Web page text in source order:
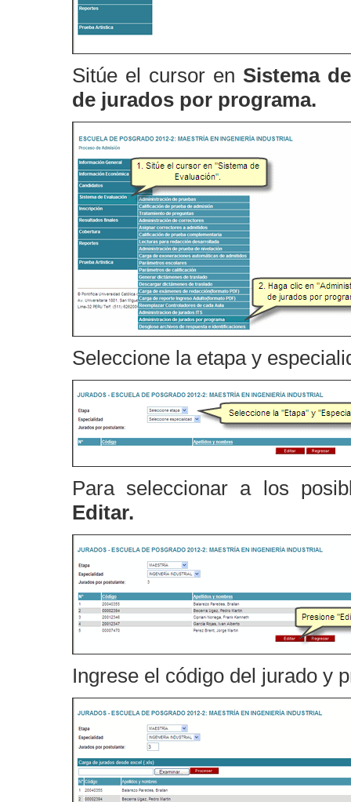
Sitúe el cursor en Sistema
de jurados por programa.
Seleccione la etapa y
Para seleccionar a los
Editar.
Ingrese el código del jurado y